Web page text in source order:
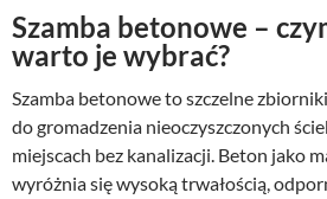
Szamba betonowe –
warto je wybrać?
Szamba betonowe to szczelne
do gromadzenia nieoczyszczonych
miejscach bez kanalizacji. Beton jako
wyróżnia się wysoką trwałością,